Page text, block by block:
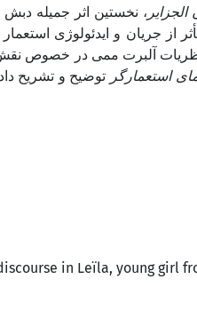
، نخستین اثر جمیله دبش
از جریان و ایدئولوژی
نظریات آلبرت ممی در خصوص
استعمارگر توضیح و تشریح
in Leïla, young girl